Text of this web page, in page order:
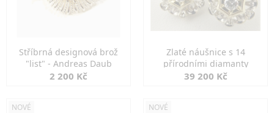
Stříbrná designová brož
"list" - Andreas Daub
2 200 Kč
Zlaté náušnice s 14
přírodními diamanty
39 200 Kč
NOVÉ NOVÉ